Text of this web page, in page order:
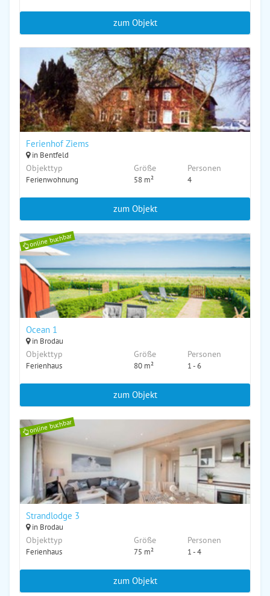
zum Objekt
Ferienhof Ziems
in Bentfeld
Objekttyp
Ferienwohnung
Größe
58 m²
Personen
4
zum Objekt
online buchbar
Ocean 1
in Brodau
Objekttyp
Ferienhaus
Größe
80 m²
Personen
1 - 6
zum Objekt
online buchbar
Strandlodge 3
in Brodau
Objekttyp
Ferienhaus
Größe
75 m²
Personen
1 - 4
zum Objekt